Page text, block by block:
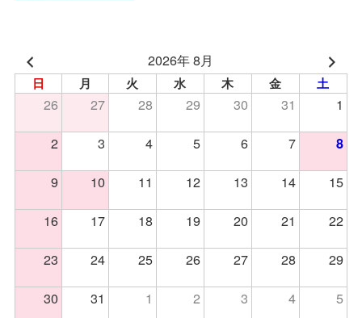
2026年 8月
日 月 火 水 木 金 土
26 27 28 29 30 31
1
2
3 4 5 6 7 8
9 10 11 12 13 14
15
16
17 18 19 20 21
22
23
24 25 26 27 28
29
30
31 1 2 3 4 5